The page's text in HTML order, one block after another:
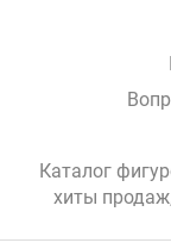
Каталог
хиты